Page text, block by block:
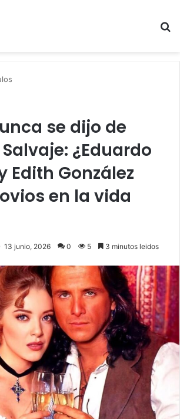
se dijo de
¿Eduardo
Edith González
en la vida
13 junio, 2026 0 5 3 minutos leidos